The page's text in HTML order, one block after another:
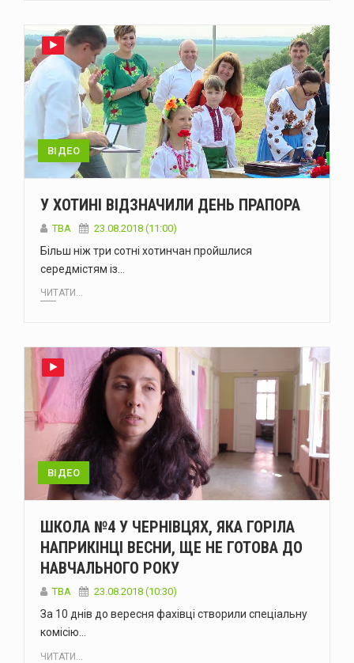
ВІДЕО
У ХОТИНІ ВІДЗНАЧИЛИ ДЕНЬ ПРАПОРА
TBA 23.08.2018 (11:00)
Більш ніж три сотні хотинчан пройшлися
середмістям із…
ЧИТАТИ...
ВІДЕО
ШКОЛА №4 У ЧЕРНІВЦЯХ, ЯКА ГОРІЛА
НАПРИКІНЦІ ВЕСНИ, ЩЕ НЕ ГОТОВА ДО
НАВЧАЛЬНОГО РОКУ
TBA 23.08.2018 (10:30)
За 10 днів до вересня фахівці створили спеціальну
комісію…
ЧИТАТИ...